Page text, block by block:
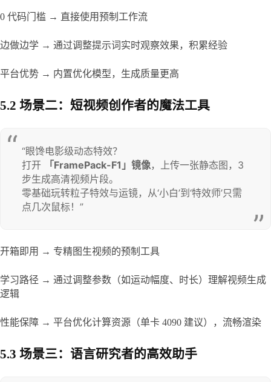
0 代码门槛 → 直接使用预制工作流
边做边学 → 通过调整提示词实时观察效果，积累经验
平台优势 → 内置优化模型，生成质量更高
5.2 场景二：短视频创作者的魔法工具
“眼馋电影级动态特效？
打开
「FramePack-F1」镜像​，上传一张静态图，3
步生成高清视频片段。
零基础玩转粒子特效与运镜，从‘小白’到‘特效师’只需
点几次鼠标！”
开箱即用 → 专精图生视频的预制工具
学习路径 → 通过调整参数（如运动幅度、时长）理解视频生成
逻辑
性能保障 → 平台优化计算资源（单卡 4090 建议），流畅渲染
5.3 场景三：语言研究者的高效助手